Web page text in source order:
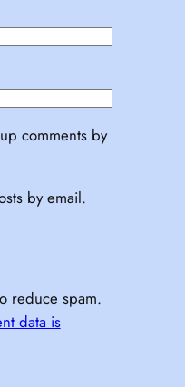
comments by
by email.
reduce spam.
data is